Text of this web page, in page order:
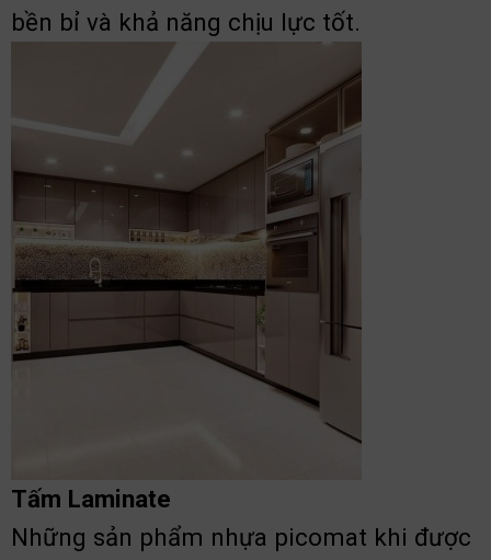
bền bỉ và khả năng chịu lực tốt.
Tấm Laminate
Những sản phẩm nhựa picomat khi được